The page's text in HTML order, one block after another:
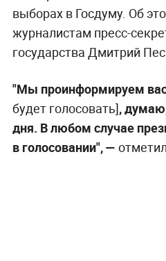
выборах в Госдуму. Об
журналистам пресс-
государства Дмитрий
"Мы проинформируем
будет голосовать],
дня. В любом случае
в голосовании", —